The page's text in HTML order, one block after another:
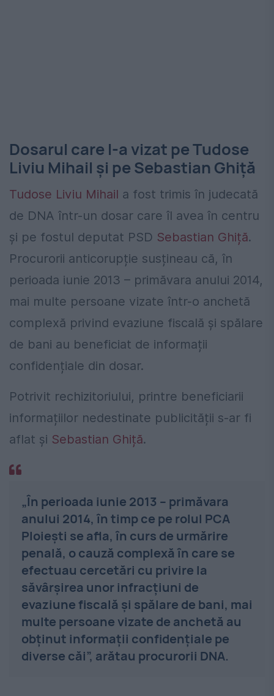
Dosarul care l-a vizat pe Tudose
Liviu Mihail și pe Sebastian Ghiță
Tudose Liviu Mihail a fost trimis în judecată
de DNA într-un dosar care îl avea în centru
și pe fostul deputat PSD Sebastian Ghiță.
Procurorii anticorupție susțineau că, în
perioada iunie 2013 – primăvara anului 2014,
mai multe persoane vizate într-o anchetă
complexă privind evaziune fiscală și spălare
de bani au beneficiat de informații
confidențiale din dosar.
Potrivit rechizitoriului, printre beneficiarii
informațiilor nedestinate publicității s-ar fi
aflat și Sebastian Ghiță.
„În perioada iunie 2013 – primăvara
anului 2014, în timp ce pe rolul PCA
Ploieşti se afla, în curs de urmărire
penală, o cauză complexă în care se
efectuau cercetări cu privire la
săvârşirea unor infracţiuni de
evaziune fiscală şi spălare de bani, mai
multe persoane vizate de anchetă au
obţinut informaţii confidenţiale pe
diverse căi”, arătau procurorii DNA.